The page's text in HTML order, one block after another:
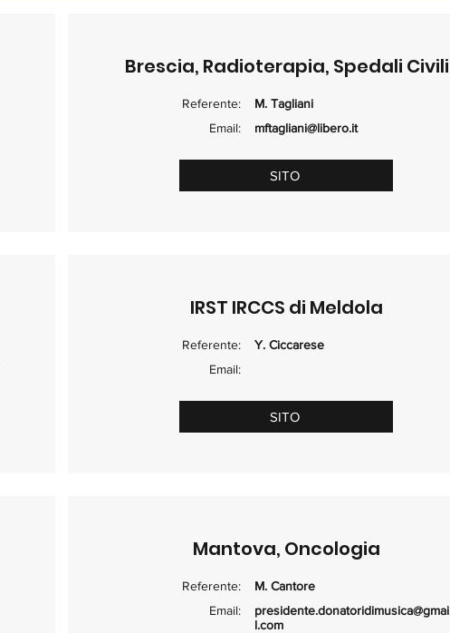
Brescia, Radioterapia, Spedali Civili
Referente:
Email:
M. Tagliani
mftagliani@libero.it
SITO
IRST IRCCS di Meldola
Referente:
Email:
Y. Ciccarese
SITO
Mantova, Oncologia
Referente:
Email:
M. Cantore
presidente.donatoridimusica@gmai
l.com